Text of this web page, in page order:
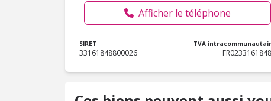
Afficher le téléphone
SIRET
33161848800026
TVA